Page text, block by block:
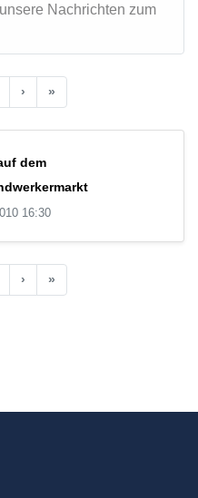
Nachrichten zum
› »
dem
16:30
› »